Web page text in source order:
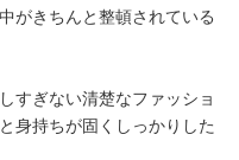
がきちんと整頓されている
すぎない清楚なファッショ
身持ちが固くしっかりした